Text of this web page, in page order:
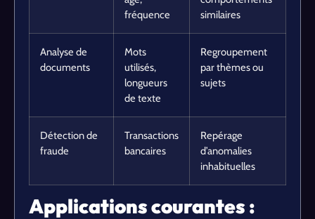
fréquence
similaires
Analyse de
documents
Mots
utilisés,
longueurs
de texte
Regroupement
par thèmes ou
sujets
Détection de
fraude
Transactions
bancaires
Repérage
d’anomalies
inhabituelles
Applications courantes :